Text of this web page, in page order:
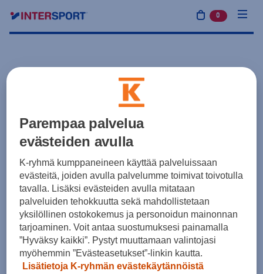
0 tuotetta
Parempaa palvelua
evästeiden avulla
K-ryhmä kumppaneineen käyttää palveluissaan
evästeitä, joiden avulla palvelumme toimivat toivotulla
tavalla. Lisäksi evästeiden avulla mitataan
palveluiden tehokkuutta sekä mahdollistetaan
yksilöllinen ostokokemus ja personoidun mainonnan
tarjoaminen. Voit antaa suostumuksesi painamalla
”Hyväksy kaikki”. Pystyt muuttamaan valintojasi
myöhemmin ”Evästeasetukset”-linkin kautta.
Lisätietoja K-ryhmän evästekäytännöistä